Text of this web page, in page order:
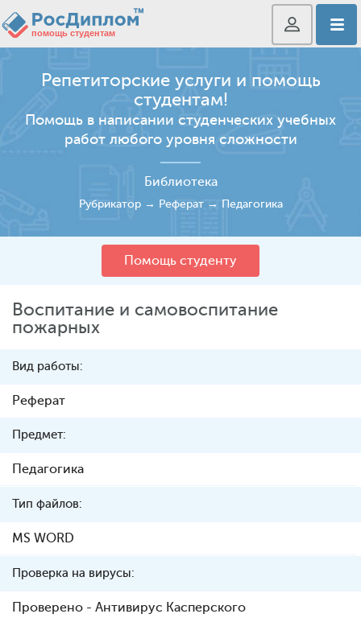
Репетиторские услуги и помощь
студентам!
Помощь в написании студенческих учебных
работ любого уровня сложности
Библиотека
Рубрикатор→ Реферат→ Педагогика
Помощь студенту
Воспитание и самовоспитание
пожарных
Вид работы:
Реферат
Предмет:
Педагогика
Тип файлов:
MS WORD
Проверка на вирусы:
Проверено - Антивирус Касперского